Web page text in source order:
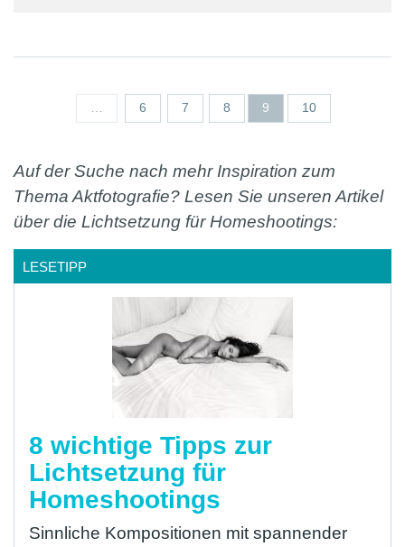
Seiten
6 7 8 9 10
Auf der Suche nach mehr Inspiration zum
Thema Aktfotografie? Lesen Sie unseren Artikel
über die Lichtsetzung für Homeshootings:
LESETIPP
8 wichtige Tipps zur
Lichtsetzung für
Homeshootings
Sinnliche Kompositionen mit spannender